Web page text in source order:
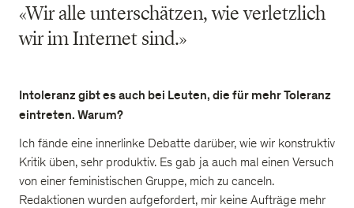
«Wir alle unterschätzen, wie verletzlich
wir im Internet sind.»
Intoleranz gibt es auch bei Leuten, die für mehr Toleranz
eintreten. Warum?
Ich fände eine innerlinke Debatte darüber, wie wir konstruktiv
Kritik üben, sehr produktiv. Es gab ja auch mal einen Versuch
von einer feministischen Gruppe, mich zu canceln.
Redaktionen wurden aufgefordert, mir keine Aufträge mehr